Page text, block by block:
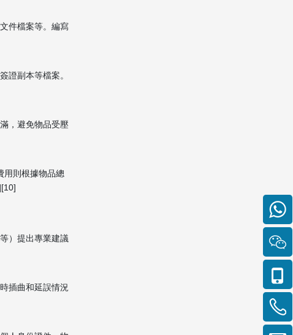
件檔案等。編寫
證副本等檔案。
，避免物品受壓
用則根據物品總
）提出專業建議
插曲和延誤情況